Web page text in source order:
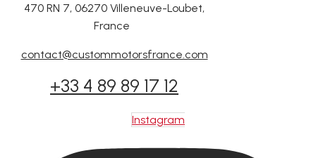
470 RN 7, 06270 Villeneuve-Loubet,
France
contact@custommotorsfrance.com
+33 4 89 89 17 12
Instagram